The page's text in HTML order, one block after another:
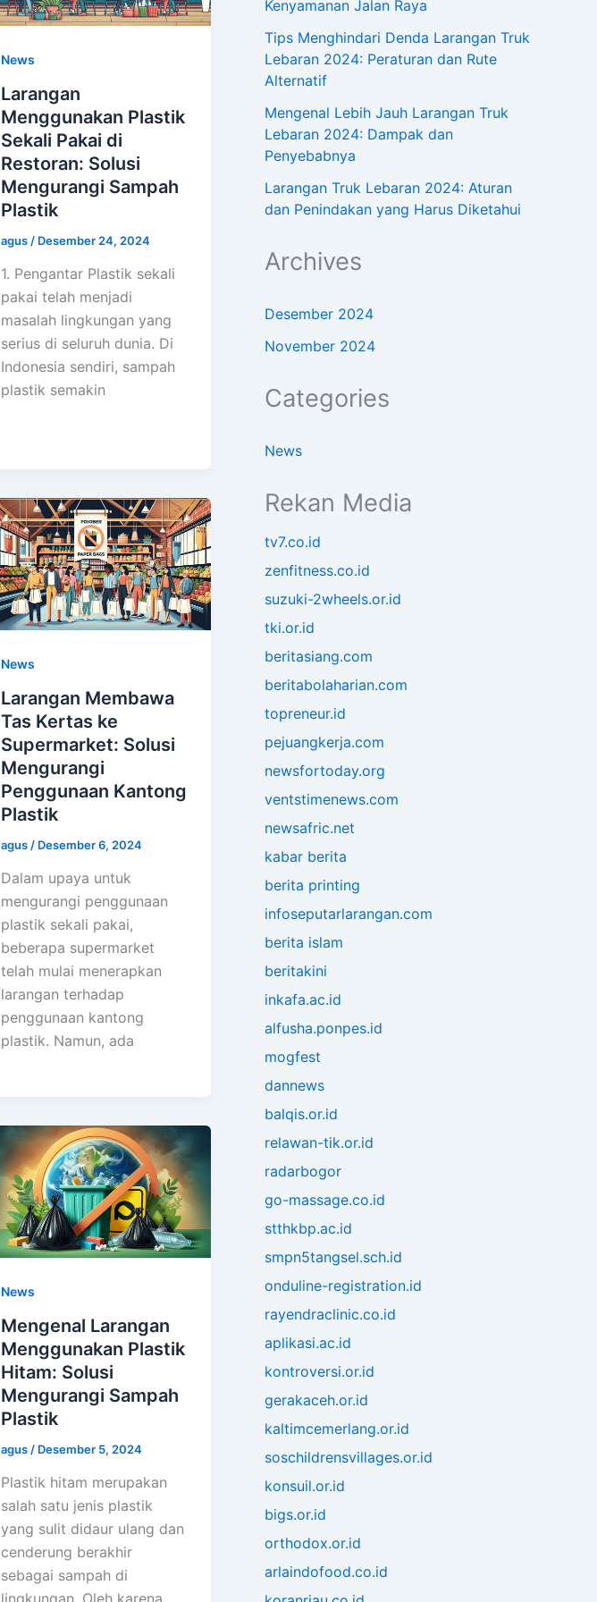
News
Larangan
Menggunakan Plastik
Sekali Pakai di
Restoran: Solusi
Mengurangi Sampah
Plastik
agus / Desember 24, 2024
1. Pengantar Plastik sekali
pakai telah menjadi
masalah lingkungan yang
serius di seluruh dunia. Di
Indonesia sendiri, sampah
plastik semakin
News
Larangan Membawa
Tas Kertas ke
Supermarket: Solusi
Mengurangi
Penggunaan Kantong
Plastik
agus / Desember 6, 2024
Dalam upaya untuk
mengurangi penggunaan
plastik sekali pakai,
beberapa supermarket
telah mulai menerapkan
larangan terhadap
penggunaan kantong
plastik. Namun, ada
News
Mengenal Larangan
Menggunakan Plastik
Hitam: Solusi
Mengurangi Sampah
Plastik
agus / Desember 5, 2024
Plastik hitam merupakan
salah satu jenis plastik
yang sulit didaur ulang dan
cenderung berakhir
sebagai sampah di
Kenyamanan Jalan Raya
Tips Menghindari Denda Larangan Truk
Lebaran 2024: Peraturan dan Rute
Alternatif
Mengenal Lebih Jauh Larangan Truk
Lebaran 2024: Dampak dan
Penyebabnya
Larangan Truk Lebaran 2024: Aturan
dan Penindakan yang Harus Diketahui
Archives
Desember 2024
November 2024
Categories
News
Rekan Media
tv7.co.id
zenfitness.co.id
suzuki-2wheels.or.id
tki.or.id
beritasiang.com
beritabolaharian.com
topreneur.id
pejuangkerja.com
newsfortoday.org
ventstimenews.com
newsafric.net
kabar berita
berita printing
infoseputarlarangan.com
berita islam
beritakini
inkafa.ac.id
alfusha.ponpes.id
mogfest
dannews
balqis.or.id
relawan-tik.or.id
radarbogor
go-massage.co.id
stthkbp.ac.id
smpn5tangsel.sch.id
onduline-registration.id
rayendraclinic.co.id
aplikasi.ac.id
kontroversi.or.id
gerakaceh.or.id
kaltimcemerlang.or.id
soschildrensvillages.or.id
konsuil.or.id
bigs.or.id
orthodox.or.id
arlaindofood.co.id